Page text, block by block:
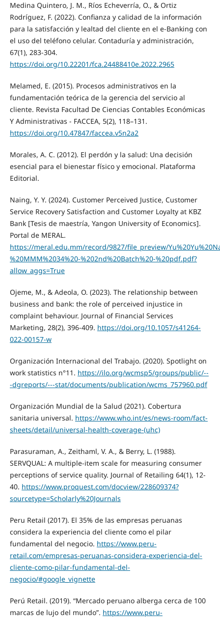
Medina Quintero, J. M., Ríos Echeverría, O., & Ortiz
Rodríguez, F. (2022). Confianza y calidad de la información
para la satisfacción y lealtad del cliente en el e-Banking con
el uso del teléfono celular. Contaduría y administración,
67(1), 283-304.
https://doi.org/10.22201/fca.24488410e.2022.2965
Melamed, E. (2015). Procesos administrativos en la
fundamentación teórica de la gerencia del servicio al
cliente. Revista Facultad De Ciencias Contables Económicas
Y Administrativas - FACCEA, 5(2), 118–131.
https://doi.org/10.47847/faccea.v5n2a2
Morales, A. C. (2012). El perdón y la salud: Una decisión
esencial para el bienestar físico y emocional. Plataforma
Editorial.
Naing, Y. Y. (2024). Customer Perceived Justice, Customer
Service Recovery Satisfaction and Customer Loyalty at KBZ
Bank [Tesis de maestría, Yangon University of Economics].
Portal de MERAL.
https://meral.edu.mm/record/9827/file_preview/
%20MMM%2034%20-%202nd%20Batch%20-%20pdf.pdf?
allow_aggs=True
Ojeme, M., & Adeola, O. (2023). The relationship between
business and bank: the role of perceived injustice in
complaint behaviour. Journal of Financial Services
Marketing, 28(2), 396-409. https://doi.org/10.1057/s41264-
022-00157-w
Organización Internacional del Trabajo. (2020). Spotlight on
work statistics n°11. https://ilo.org/wcmsp5/groups/public/--
-dgreports/---stat/documents/publication/wcms_757960.pdf
Organización Mundial de la Salud (2021). Cobertura
sanitaria universal. https://www.who.int/es/news-room/fact-
sheets/detail/universal-health-coverage-(uhc)
Parasuraman, A., Zeithaml, V. A., & Berry, L. (1988).
SERVQUAL: A multiple-item scale for measuring consumer
perceptions of service quality. Journal of Retailing 64(1), 12-
40. https://www.proquest.com/docview/228609374?
sourcetype=Scholarly%20Journals
Peru Retail (2017). El 35% de las empresas peruanas
considera la experiencia del cliente como el pilar
fundamental del negocio. https://www.peru-
retail.com/empresas-peruanas-considera-experiencia-del-
cliente-como-pilar-fundamental-del-
negocio/#google_vignette
Perú Retail. (2019). “Mercado peruano alberga cerca de 100
marcas de lujo del mundo”. https://www.peru-